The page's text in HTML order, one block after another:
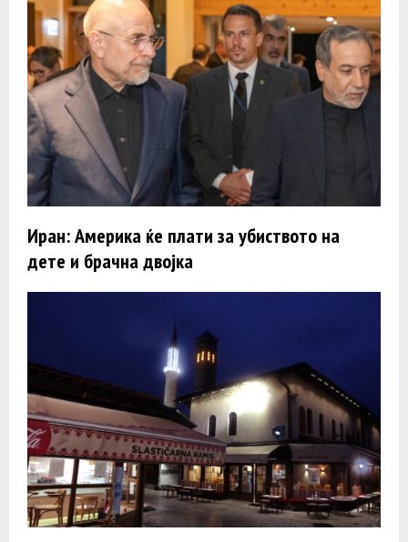
Иран: Америка ќе плати за убиството на
дете и брачна двојка